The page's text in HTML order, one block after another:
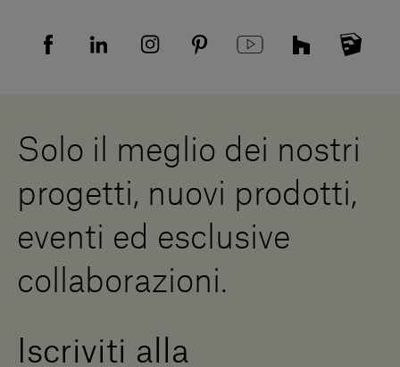
Mappa del sito
Diventa un rivenditore
Press Area
Informativa Privacy fornitori
Solo il meglio dei nostri
progetti, nuovi prodotti,
eventi ed esclusive
collaborazioni.
Iscriviti alla